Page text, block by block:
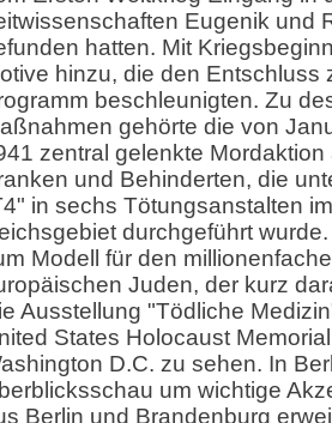
Eugenik und
hatten. Mit
hinzu, die den Entschluss
beschleunigten. Zu
gehörte die von
zentral gelenkte
und Behinderten, die
in sechs Tötungsanstalten
durchgeführt
Modell für den
Juden, der kurz
Ausstellung "Tödliche
States Holocaust
D.C. zu sehen. In
um wichtige
Berlin und Brandenburg